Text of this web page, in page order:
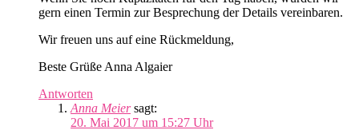
gern einen Termin zur Besprechung der Details vereinbaren.
Wir freuen uns auf eine Rückmeldung,
Beste Grüße Anna Algaier
Antworten
Anna Meier sagt:
20. Mai 2017 um 15:27 Uhr